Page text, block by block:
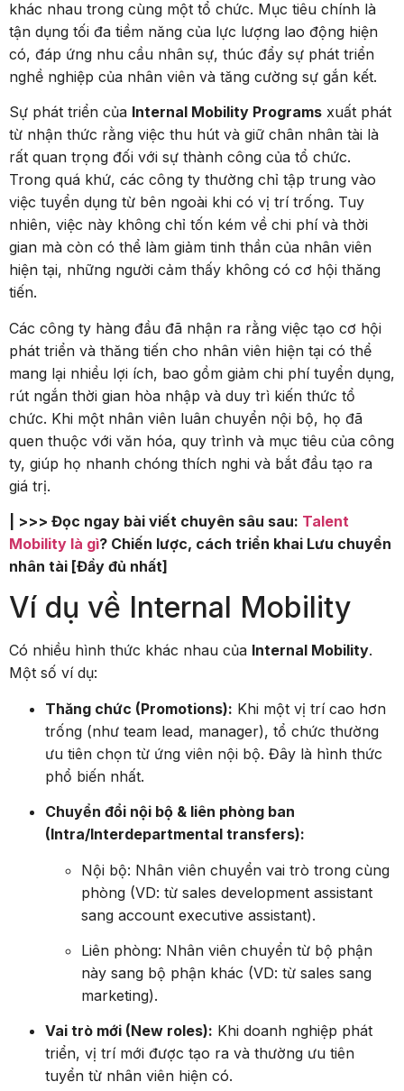
khác nhau trong cùng một tổ chức. Mục tiêu chính là
tận dụng tối đa tiềm năng của lực lượng lao động hiện
có, đáp ứng nhu cầu nhân sự, thúc đẩy sự phát triển
nghề nghiệp của nhân viên và tăng cường sự gắn kết.
Sự phát triển của Internal Mobility Programs xuất phát
từ nhận thức rằng việc thu hút và giữ chân nhân tài là
rất quan trọng đối với sự thành công của tổ chức.
Trong quá khứ, các công ty thường chỉ tập trung vào
việc tuyển dụng từ bên ngoài khi có vị trí trống. Tuy
nhiên, việc này không chỉ tốn kém về chi phí và thời
gian mà còn có thể làm giảm tinh thần của nhân viên
hiện tại, những người cảm thấy không có cơ hội thăng
tiến.
Các công ty hàng đầu đã nhận ra rằng việc tạo cơ hội
phát triển và thăng tiến cho nhân viên hiện tại có thể
mang lại nhiều lợi ích, bao gồm giảm chi phí tuyển dụng,
rút ngắn thời gian hòa nhập và duy trì kiến thức tổ
chức. Khi một nhân viên luân chuyển nội bộ, họ đã
quen thuộc với văn hóa, quy trình và mục tiêu của công
ty, giúp họ nhanh chóng thích nghi và bắt đầu tạo ra
giá trị.
| >>> Đọc ngay bài viết chuyên sâu sau: Talent
Mobility là gì? Chiến lược, cách triển khai Lưu chuyển
nhân tài [Đầy đủ nhất]
Ví dụ về Internal Mobility
Có nhiều hình thức khác nhau của Internal Mobility.
Một số ví dụ:
Thăng chức (Promotions): Khi một vị trí cao hơn
trống (như team lead, manager), tổ chức thường
ưu tiên chọn từ ứng viên nội bộ. Đây là hình thức
phổ biến nhất.
Chuyển đổi nội bộ & liên phòng ban
(Intra/Interdepartmental transfers):
Nội bộ: Nhân viên chuyển vai trò trong cùng
phòng (VD: từ sales development assistant
sang account executive assistant).
Liên phòng: Nhân viên chuyển từ bộ phận
này sang bộ phận khác (VD: từ sales sang
marketing).
Vai trò mới (New roles): Khi doanh nghiệp phát
triển, vị trí mới được tạo ra và thường ưu tiên
tuyển từ nhân viên hiện có.